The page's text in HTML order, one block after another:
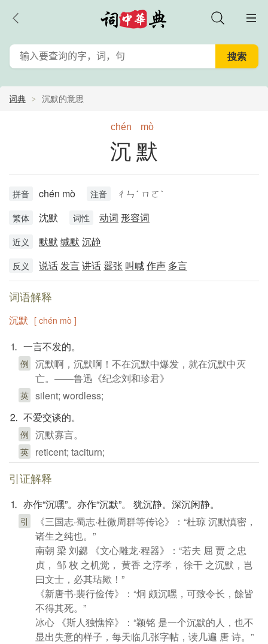
词典 沉默的意思
chén mò
沉默
拼音 chén mò 注音 ㄔㄣˊ ㄇㄛˋ
繁体 沈默 词性 动词 形容词
近义 默默 缄默 沉静
反义 说话发言讲话嚣张 叫喊作声 多言
词语解释
沉默 [ chén mò ]
⒈ 一言不发的。
例 沉默啊，沉默啊！不在沉默中爆发，就在沉默中灭
亡。——鲁迅《纪念刘和珍君》
英 silent; wordless;
⒉ 不爱交谈的。
例 沉默寡言。
英 reticent; taciturn;
引证解释
⒈ 亦作“沉嘿”。亦作“沉默”。 犹沉静。深沉闲静。
引
《三国志·蜀志·杜微周群等传论》：“杜琼 沉默慎密，
诸生之纯也。”
南朝 梁 刘勰 《文心雕龙·程器》：“若夫 屈 贾 之忠
贞， 邹 枚 之机觉， 黄香 之淳孝， 徐干 之沉默，岂
曰文士，必其玷歟！”
《新唐书·裴行俭传》：“炯 颇沉嘿，可致令长，餘皆
不得其死。”
冰心 《斯人独憔悴》：“颖铭 是一个沉默的人，也不
显出失意的样子，每天临几张字帖，读几遍 唐 诗。”